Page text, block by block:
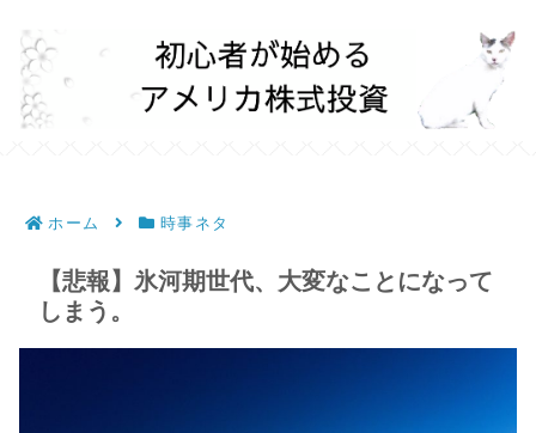
ホーム 時事ネタ
【悲報】氷河期世代、大変なことになって
しまう。